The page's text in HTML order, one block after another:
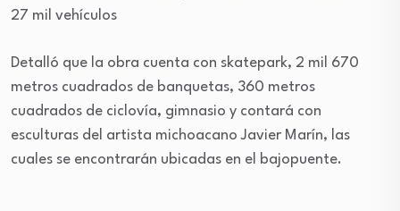
27 mil vehículos
Detalló que la obra cuenta con skatepark, 2 mil 670
metros cuadrados de banquetas, 360 metros
cuadrados de ciclovía, gimnasio y contará con
esculturas del artista michoacano Javier Marín, las
cuales se encontrarán ubicadas en el bajopuente.